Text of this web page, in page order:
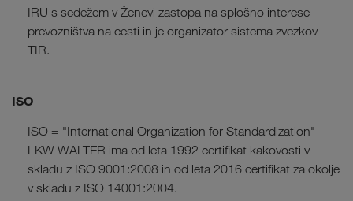
IRU s sedežem v Ženevi zastopa na splošno interese
prevozništva na cesti in je organizator sistema zvezkov
TIR.
ISO
ISO = "International Organization for Standardization"
LKW WALTER ima od leta 1992 certifikat kakovosti v
skladu z ISO 9001:2008 in od leta 2016 certifikat za okolje
v skladu z ISO 14001:2004.